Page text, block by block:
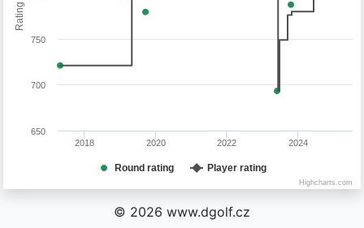
Rating
Round rating Player rating
2018 2020 2022 2024
650
700
750
Highcharts.com
© 2026 www.dgolf.cz